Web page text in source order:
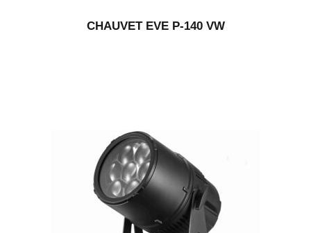
CHAUVET EVE P-140 VW